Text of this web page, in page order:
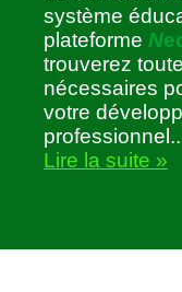
système
plateforme N
trouverez
nécessaires
votre
professionnel..
Lire la suite »